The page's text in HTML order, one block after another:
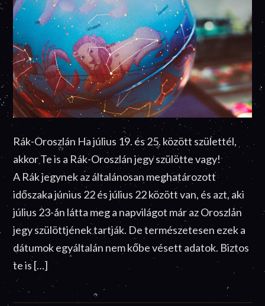
Rák-Oroszlán Ha július 19. és 25. között születtél,
akkor Te is a Rák-Oroszlán jegy szülötte vagy!
A Rák jegynek az általánosan meghatározott
időszaka június 22 és július 22 között van, és azt, aki
július 23-án látta meg a napvilágot már az Oroszlán
jegy szülöttjének tartják. De természetesen ezek a
dátumok egyáltalán nem kőbe vésett adatok. Biztos
te is […]